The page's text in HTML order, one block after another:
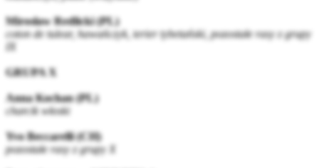
Mirosław Redlicki (PL)
coton de tulear, hawańczyk, terier tybetański, pozostałe rasy z grupy
IX
GRUPA X
Anna Kochan (PL)
charcik włoski
Yvo Beccarelli (CH)
pozostałe rasy z grupy X